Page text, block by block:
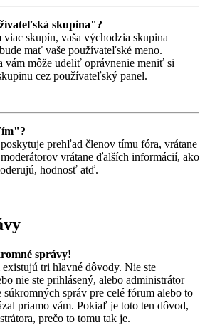
skupina"?
skupín, vaša východzia skupina
mať vaše používateľské meno.
vám môže udeliť oprávnenie meniť si
cez používateľský panel.
prehľad členov tímu fóra, vrátane
vrátane ďalších informácií, ako
hodnosť atď.
správy!
existujú tri hlavné dôvody. Nie ste
nie ste prihlásený, alebo administrátor
súkromných správ pre celé fórum alebo to
priamo vám. Pokiaľ je toto ten dôvod,
prečo to tomu tak je.